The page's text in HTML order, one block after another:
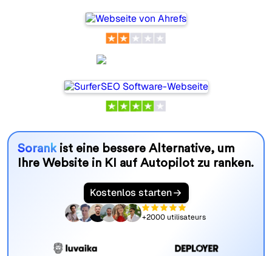
Sorankist eine bessere Alternative, um
Ihre Website in KI auf Autopilot zu ranken.
Kostenlos starten
+2000 utilisateurs